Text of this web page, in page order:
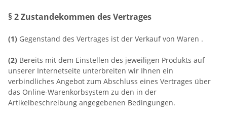
§ 2 Zustandekommen des Vertrages
(1) Gegenstand des Vertrages ist der Verkauf von Waren .
(2) Bereits mit dem Einstellen des jeweiligen Produkts auf
unserer Internetseite unterbreiten wir Ihnen ein
verbindliches Angebot zum Abschluss eines Vertrages über
das Online-Warenkorbsystem zu den in der
Artikelbeschreibung angegebenen Bedingungen.